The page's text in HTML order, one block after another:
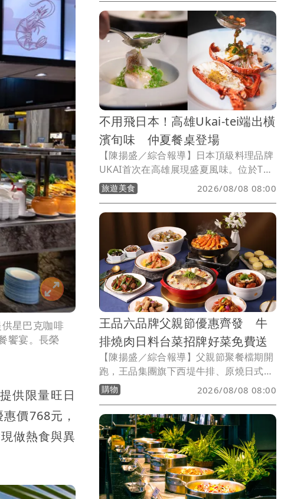
星巴克咖啡
饗宴。長榮
供限量旺日
價768元，
做熱食與異
獎」。今年暑假，飯店全新打造以府城文
化為靈感的室內遊戲空間「和逸囡仔
埕」，並推出「FUN暑假 1+1放電趣」套
票與「雙樂園放電大冒險」住房專案，讓
親子家庭不受天候限制，輕鬆安排寓教於
樂的台南親子假期。
不用飛日本！高雄Ukai-tei端出橫
濱旬味 仲夏餐桌登場
【陳揚盛／綜合報導】日本頂級料理品牌
UKAI首次在高雄展現盛夏風味。位於THE
AMNIS然一酒店內的Ukai-tei
Kaohsiung，即日起推出全新仲夏菜單，
將日本旬味精神結合台灣在地食材，透過
鐵板燒、懷石料理與西餐三大餐廳，打造
一場融合日台風土的夏季餐桌體驗。
旅遊美食 2026/08/08 08:00
王品六品牌父親節優惠齊發 牛
排燒肉日料台菜招牌好菜免費送
【陳揚盛／綜合報導】父親節聚餐檔期開
跑，王品集團旗下西堤牛排、原燒日式燒
肉、藝奇日式料理，以及享鴨、莆田、丰
禾等六大品牌同步推出優惠活動，祭出招
待主餐、身分證對號、88元加購及滿額贈
等方案，希望搶攻家庭聚餐商機。
購物 2026/08/08 08:00